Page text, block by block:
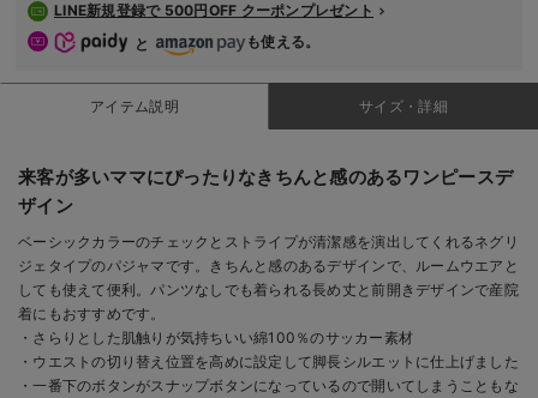
LINE新規登録で 500円OFF クーポンプレゼント
と
も使える。
アイテム説明 サイズ・詳細
来客が多いママにぴったりなきちんと感のあるワンピースデ
ザイン
ベーシックカラーのチェックとストライプが清潔感を演出してくれるネグリ
ジェタイプのパジャマです。きちんと感のあるデザインで、ルームウエアと
しても使えて便利。パンツなしでも着られる長め丈と前開きデザインで産院
着にもおすすめです。
・さらりとした肌触りが気持ちいい綿100％のサッカー素材
・ウエストの切り替え位置を高めに設定して脚長シルエットに仕上げました
・一番下のボタンがスナップボタンになっているので開いてしまうこともな